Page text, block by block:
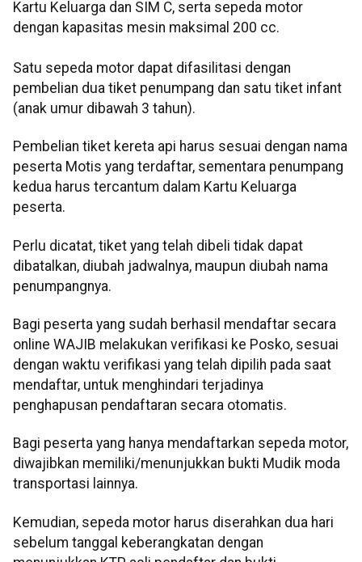
Kartu Keluarga dan SIM C, serta sepeda motor
dengan kapasitas mesin maksimal 200 cc.
Satu sepeda motor dapat difasilitasi dengan
pembelian dua tiket penumpang dan satu tiket infant
(anak umur dibawah 3 tahun).
Pembelian tiket kereta api harus sesuai dengan nama
peserta Motis yang terdaftar, sementara penumpang
kedua harus tercantum dalam Kartu Keluarga
peserta.
Perlu dicatat, tiket yang telah dibeli tidak dapat
dibatalkan, diubah jadwalnya, maupun diubah nama
penumpangnya.
Bagi peserta yang sudah berhasil mendaftar secara
online WAJIB melakukan verifikasi ke Posko, sesuai
dengan waktu verifikasi yang telah dipilih pada saat
mendaftar, untuk menghindari terjadinya
penghapusan pendaftaran secara otomatis.
Bagi peserta yang hanya mendaftarkan sepeda motor,
diwajibkan memiliki/menunjukkan bukti Mudik moda
transportasi lainnya.
Kemudian, sepeda motor harus diserahkan dua hari
sebelum tanggal keberangkatan dengan